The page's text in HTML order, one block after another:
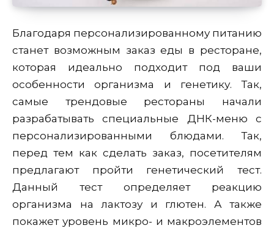
Благодаря персонализированному питанию
станет возможным заказ еды в ресторане,
которая идеально подходит под ваши
особенности организма и генетику. Так,
самые трендовые рестораны начали
разрабатывать специальные ДНК-меню с
персонализированными блюдами. Так,
перед тем как сделать заказ, посетителям
предлагают пройти генетический тест.
Данный тест определяет реакцию
организма на лактозу и глютен. А также
покажет уровень микро- и макроэлементов